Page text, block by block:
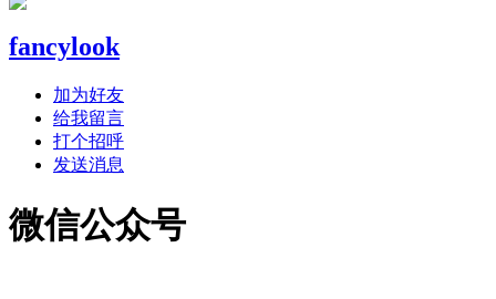
fancylook
加为好友
给我留言
打个招呼
发送消息
微信公众号